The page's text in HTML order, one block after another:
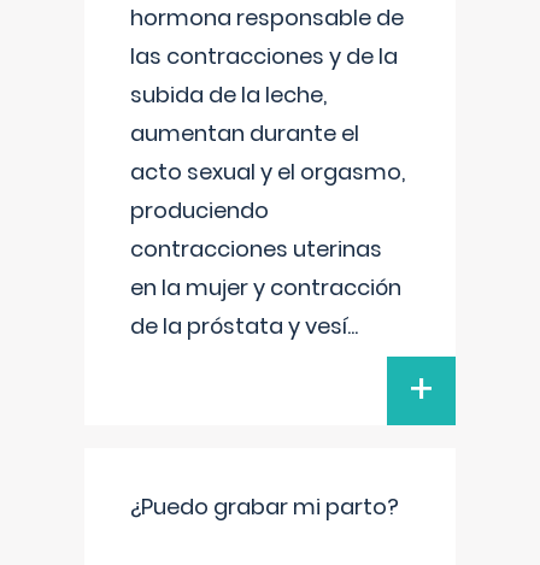
hormona responsable de
las contracciones y de la
subida de la leche,
aumentan durante el
acto sexual y el orgasmo,
produciendo
contracciones uterinas
en la mujer y contracción
de la próstata y vesí...
+
¿Puedo grabar mi parto?